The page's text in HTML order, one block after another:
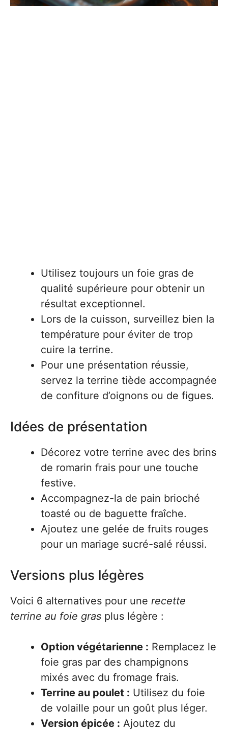
Utilisez toujours un foie gras de
qualité supérieure pour obtenir un
résultat exceptionnel.
Lors de la cuisson, surveillez bien la
température pour éviter de trop
cuire la terrine.
Pour une présentation réussie,
servez la terrine tiède accompagnée
de confiture d’oignons ou de figues.
Idées de présentation
Décorez votre terrine avec des brins
de romarin frais pour une touche
festive.
Accompagnez-la de pain brioché
toasté ou de baguette fraîche.
Ajoutez une gelée de fruits rouges
pour un mariage sucré-salé réussi.
Versions plus légères
Voici 6 alternatives pour une recette
terrine au foie gras plus légère :
Option végétarienne : Remplacez le
foie gras par des champignons
mixés avec du fromage frais.
Terrine au poulet : Utilisez du foie
de volaille pour un goût plus léger.
Version épicée : Ajoutez du